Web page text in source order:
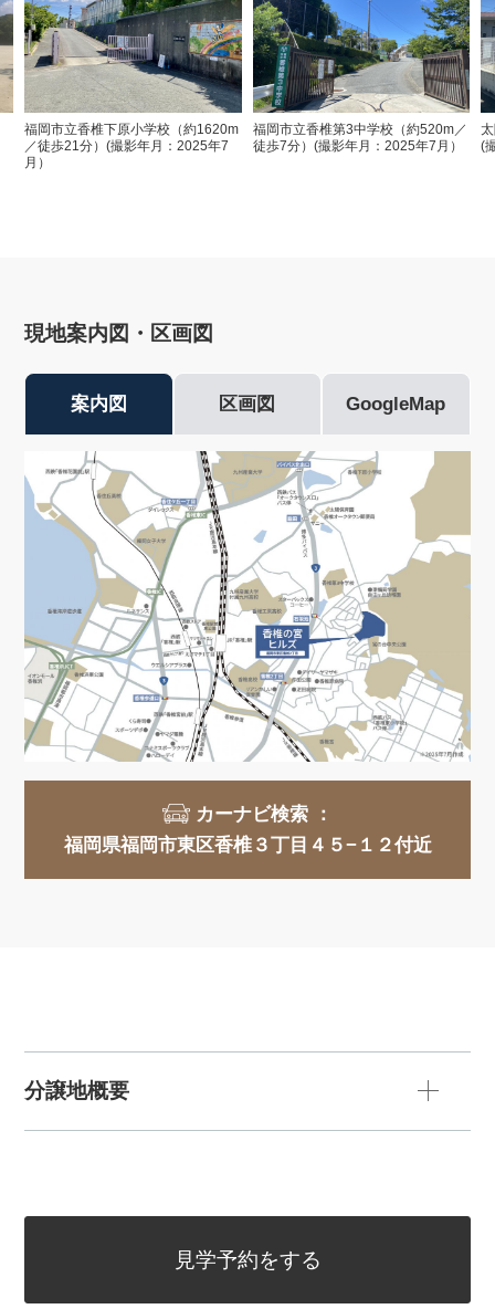
福岡市立香椎下原小学校（約1620m
／徒歩21分）(撮影年月：2025年7
月）
福岡市立香椎第3中学校（約520m／
徒歩7分）(撮影年月：2025年7月）
(
現地案内図・区画図
案内図 区画図 GoogleMap
カーナビ検索 ：
福岡県福岡市東区香椎３丁目４５−１２付近
分譲地概要
見学予約をする